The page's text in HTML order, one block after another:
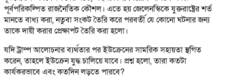
পূর্বপরিকল্পিত রাজনৈতিক কৌশল। এতে হয় জেলেনস্কিকে যুক্তরাষ্ট্রের শর্ত
মানতে বাধ্য করা, নতুবা সংকট তৈরি করে পরবর্তী যে কোনো ঘটনার জন্য
তাকে দায়ী করার প্রেক্ষাপট তৈরি করা হলো।
যদি ট্রাম্প আলোচনার ব্যর্থতার পর ইউক্রেনের সামরিক সহায়তা স্থগিত
করেন, তাহলে ইউক্রেন যুদ্ধ চালিয়ে যাবে। প্রশ্ন হলো, তারা কতটা
কার্যকরভাবে এবং কতদিন লড়তে পারবে?